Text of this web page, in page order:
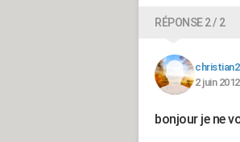
RÉPONSE 2 / 2
2 juin
bonjour je ne